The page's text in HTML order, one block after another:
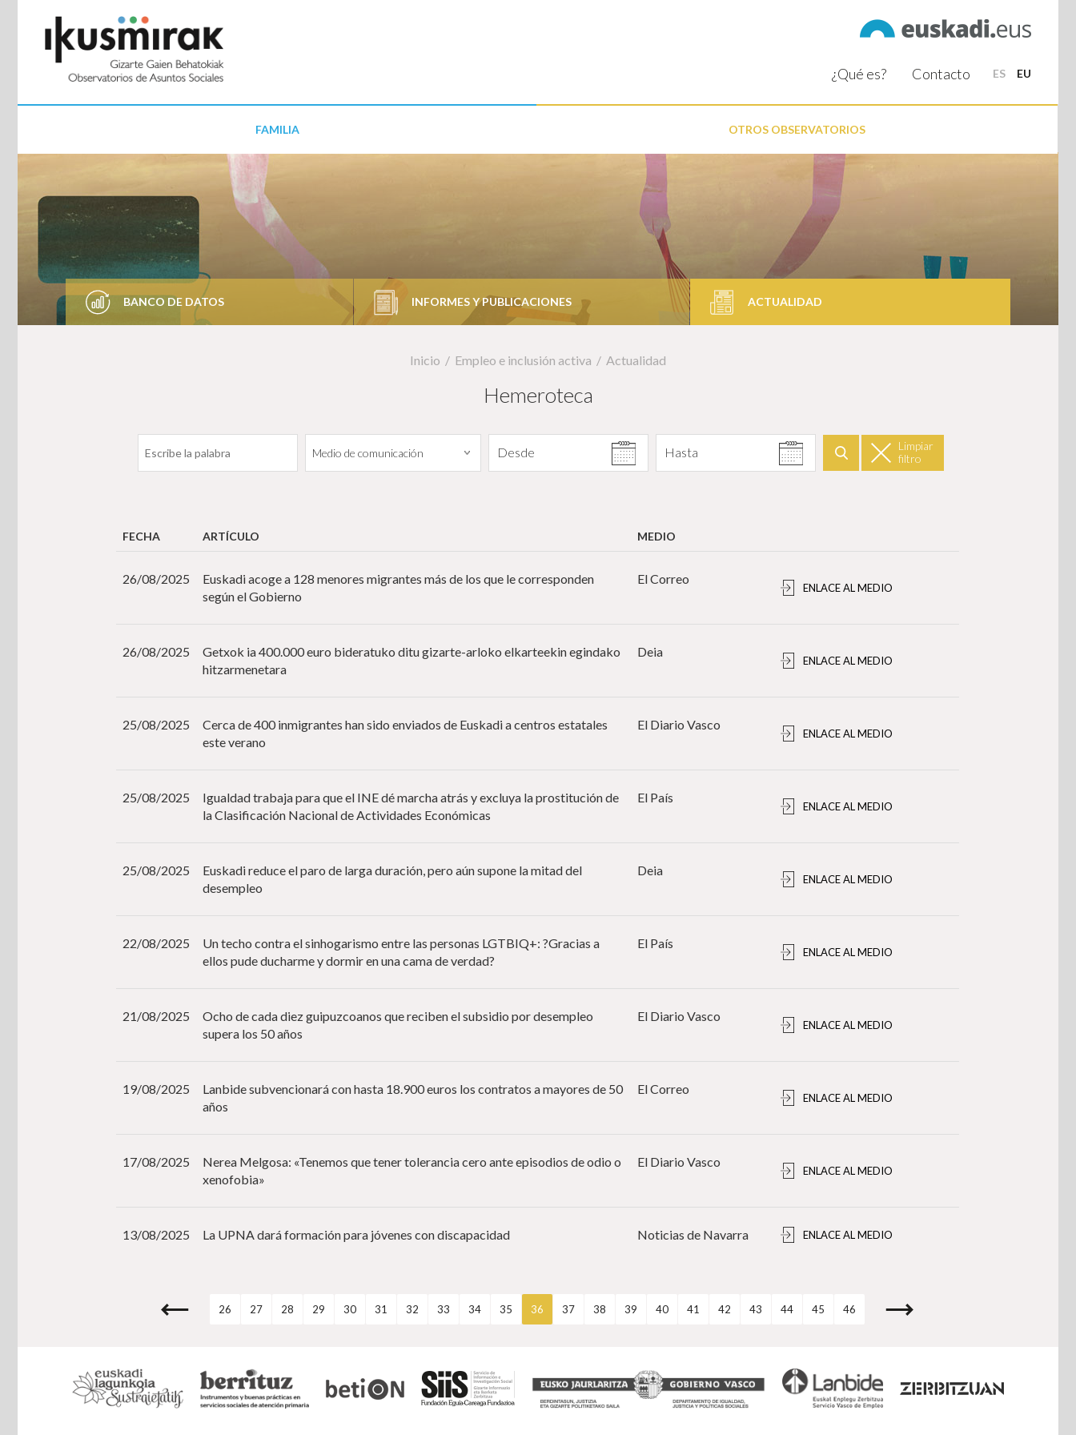
ES EU
FAMILIA OTROS OBSERVATORIOS
¿Qué es? Contacto
BANCO DE DATOS INFORMES Y PUBLICACIONES ACTUALIDAD
Inicio Empleo e inclusión activa Actualidad
Hemeroteca
Filtrar por fecha
Desde Hasta
Limpiar
filtro
FECHA ARTÍCULO MEDIO
26/08/2025
Euskadi acoge a 128 menores migrantes más de los que le corresponden
según el Gobierno
El Correo
ENLACE AL MEDIO
26/08/2025
Getxok ia 400.000 euro bideratuko ditu gizarte-arloko elkarteekin egindako
hitzarmenetara
Deia
ENLACE AL MEDIO
25/08/2025
Cerca de 400 inmigrantes han sido enviados de Euskadi a centros estatales
este verano
El Diario Vasco
ENLACE AL MEDIO
25/08/2025
Igualdad trabaja para que el INE dé marcha atrás y excluya la prostitución de
la Clasificación Nacional de Actividades Económicas
El País
ENLACE AL MEDIO
25/08/2025
Euskadi reduce el paro de larga duración, pero aún supone la mitad del
desempleo
Deia
ENLACE AL MEDIO
22/08/2025
Un techo contra el sinhogarismo entre las personas LGTBIQ+: ?Gracias a
ellos pude ducharme y dormir en una cama de verdad?
El País
ENLACE AL MEDIO
21/08/2025
Ocho de cada diez guipuzcoanos que reciben el subsidio por desempleo
supera los 50 años
El Diario Vasco
ENLACE AL MEDIO
19/08/2025
Lanbide subvencionará con hasta 18.900 euros los contratos a mayores de 50
años
El Correo
ENLACE AL MEDIO
17/08/2025
Nerea Melgosa: «Tenemos que tener tolerancia cero ante episodios de odio o
xenofobia»
El Diario Vasco
ENLACE AL MEDIO
13/08/2025 La UPNA dará formación para jóvenes con discapacidad Noticias de Navarra ENLACE AL MEDIO
26 27 28 29 30 31 32 33 34 35 36 37 38 39 40 41 42 43 44 45 46